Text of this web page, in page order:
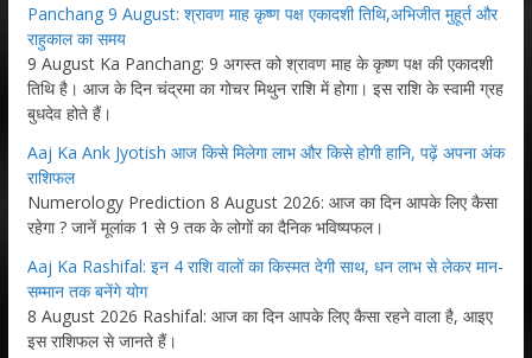
Panchang 9 August: श्रावण माह कृष्ण पक्ष एकादशी तिथि,अभिजीत मुहूर्त और
राहुकाल का समय
9 August Ka Panchang: 9 अगस्त को श्रावण माह के कृष्ण पक्ष की एकादशी
तिथि है। आज के दिन चंद्रमा का गोचर मिथुन राशि में होगा। इस राशि के स्वामी ग्रह
बुधदेव होते हैं।
Aaj Ka Ank Jyotish आज किसे मिलेगा लाभ और किसे होगी हानि, पढ़ें अपना अंक
राशिफल
Numerology Prediction 8 August 2026: आज का दिन आपके लिए कैसा
रहेगा ? जानें मूलांक 1 से 9 तक के लोगों का दैनिक भविष्यफल।
Aaj Ka Rashifal: इन 4 राशि वालों का किस्मत देगी साथ, धन लाभ से लेकर मान-
सम्मान तक बनेंगे योग
8 August 2026 Rashifal: आज का दिन आपके लिए कैसा रहने वाला है, आइए
इस राशिफल से जानते हैं।